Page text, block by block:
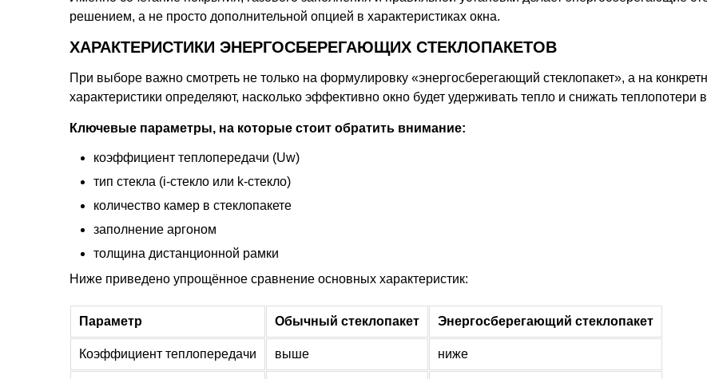
решением, а не просто дополнительной опцией в характеристиках окна.
ХАРАКТЕРИСТИКИ ЭНЕРГОСБЕРЕГАЮЩИХ СТЕКЛОПАКЕТОВ
При выборе важно смотреть не только на формулировку «энергосберегающий стеклопакет», а на
характеристики определяют, насколько эффективно окно будет удерживать тепло и снижать теплопотери
Ключевые параметры, на которые стоит обратить внимание:
коэффициент теплопередачи (Uw)
тип стекла (i-стекло или k-стекло)
количество камер в стеклопакете
заполнение аргоном
толщина дистанционной рамки
Ниже приведено упрощённое сравнение основных характеристик:
Параметр Обычный стеклопакет Энергосберегающий стеклопакет
Коэффициент теплопередачи выше ниже